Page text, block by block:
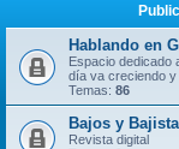
Hablando en
Espacio dedicado
día va creciendo y
Temas: 86
Bajos y
Revista digital